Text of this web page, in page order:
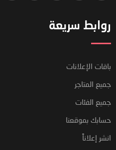
روابط سريعة
باقات الإعلانات
جميع المتاجر
جميع الفئات
حسابك بموقعنا
انشر إعلاناً